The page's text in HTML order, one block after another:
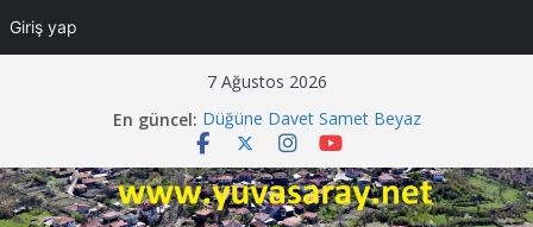
Giriş yap
7 Ağustos 2026
En güncel: Düğüne Davet Samet Beyaz
Vefat Ayşe Tiryaki
Vefat Fazlı Sarı
Vefat Mecit Tenbel
Davetiye Faruk Darendeli